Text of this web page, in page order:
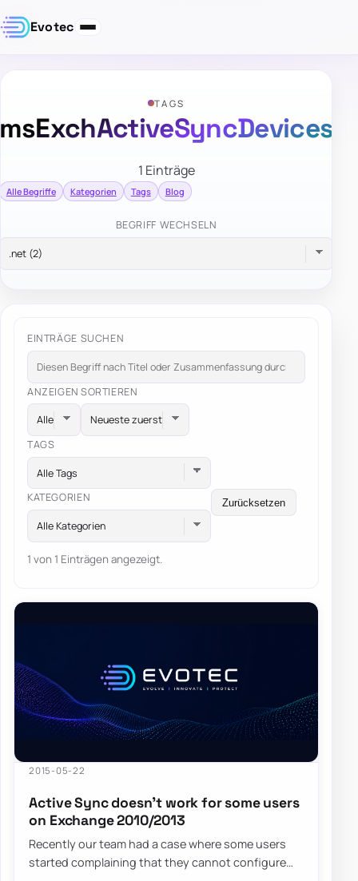
Evotec
TAGS
1 Einträge
Alle Begriffe Kategorien Tags Blog
BEGRIFF WECHSELN
EINTRÄGE SUCHEN
ANZEIGEN SORTIEREN
TAGS
Alle Tags
KATEGORIEN
Alle Kategorien
Zurücksetzen
1 von 1 Einträgen angezeigt.
2015-05-22
Active Sync doesn’t work for some users
on Exchange 2010/2013
Recently our team had a case where some users
started complaining that they cannot configure